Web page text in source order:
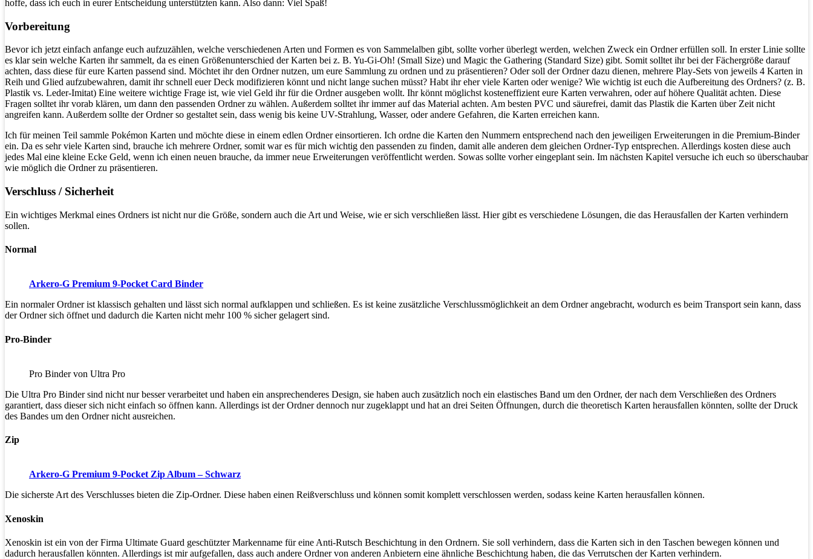
hoffe, dass ich euch in eurer Entscheidung unterstützten kann. Also dann: Viel Spaß!
Vorbereitung
Bevor ich jetzt einfach anfange euch aufzuzählen, welche verschiedenen Arten und Formen es von Sammelalben gibt, sollte vorher überlegt werden, welchen Zweck ein Ordner erfüllen soll. In erster Linie sollte
es klar sein welche Karten ihr sammelt, da es einen Größenunterschied der Karten bei z. B. Yu-Gi-Oh! (Small Size) und Magic the Gathering (Standard Size) gibt. Somit solltet ihr bei der Fächergröße darauf
achten, dass diese für eure Karten passend sind. Möchtet ihr den Ordner nutzen, um eure Sammlung zu ordnen und zu präsentieren? Oder soll der Ordner dazu dienen, mehrere Play-Sets von jeweils 4 Karten in
Reih und Glied aufzubewahren, damit ihr schnell euer Deck modifizieren könnt und nicht lange suchen müsst? Habt ihr eher viele Karten oder wenige? Wie wichtig ist euch die Aufbereitung des Ordners? (z. B.
Plastik vs. Leder-Imitat) Eine weitere wichtige Frage ist, wie viel Geld ihr für die Ordner ausgeben wollt. Ihr könnt möglichst kosteneffizient eure Karten verwahren, oder auf höhere Qualität achten. Diese
Fragen solltet ihr vorab klären, um dann den passenden Ordner zu wählen. Außerdem solltet ihr immer auf das Material achten. Am besten PVC und säurefrei, damit das Plastik die Karten über Zeit nicht
angreifen kann. Außerdem sollte der Ordner so gestaltet sein, dass wenig bis keine UV-Strahlung, Wasser, oder andere Gefahren, die Karten erreichen kann.
Ich für meinen Teil sammle Pokémon Karten und möchte diese in einem edlen Ordner einsortieren. Ich ordne die Karten den Nummern entsprechend nach den jeweiligen Erweiterungen in die Premium-Binder
ein. Da es sehr viele Karten sind, brauche ich mehrere Ordner, somit war es für mich wichtig den passenden zu finden, damit alle anderen dem gleichen Ordner-Typ entsprechen. Allerdings kosten diese auch
jedes Mal eine kleine Ecke Geld, wenn ich einen neuen brauche, da immer neue Erweiterungen veröffentlicht werden. Sowas sollte vorher eingeplant sein. Im nächsten Kapitel versuche ich euch so überschaubar
wie möglich die Ordner zu präsentieren.
Verschluss / Sicherheit
Ein wichtiges Merkmal eines Ordners ist nicht nur die Größe, sondern auch die Art und Weise, wie er sich verschließen lässt. Hier gibt es verschiedene Lösungen, die das Herausfallen der Karten verhindern
sollen.
Normal
Arkero-G Premium 9-Pocket Card Binder
Ein normaler Ordner ist klassisch gehalten und lässt sich normal aufklappen und schließen. Es ist keine zusätzliche Verschlussmöglichkeit an dem Ordner angebracht, wodurch es beim Transport sein kann, dass
der Ordner sich öffnet und dadurch die Karten nicht mehr 100 % sicher gelagert sind.
Pro-Binder
Pro Binder von Ultra Pro
Die Ultra Pro Binder sind nicht nur besser verarbeitet und haben ein ansprechenderes Design, sie haben auch zusätzlich noch ein elastisches Band um den Ordner, der nach dem Verschließen des Ordners
garantiert, dass dieser sich nicht einfach so öffnen kann. Allerdings ist der Ordner dennoch nur zugeklappt und hat an drei Seiten Öffnungen, durch die theoretisch Karten herausfallen könnten, sollte der Druck
des Bandes um den Ordner nicht ausreichen.
Zip
Arkero-G Premium 9-Pocket Zip Album – Schwarz
Die sicherste Art des Verschlusses bieten die Zip-Ordner. Diese haben einen Reißverschluss und können somit komplett verschlossen werden, sodass keine Karten herausfallen können.
Xenoskin
Xenoskin ist ein von der Firma Ultimate Guard geschützter Markenname für eine Anti-Rutsch Beschichtung in den Ordnern. Sie soll verhindern, dass die Karten sich in den Taschen bewegen können und
dadurch herausfallen könnten. Allerdings ist mir aufgefallen, dass auch andere Ordner von anderen Anbietern eine ähnliche Beschichtung haben, die das Verrutschen der Karten verhindern.